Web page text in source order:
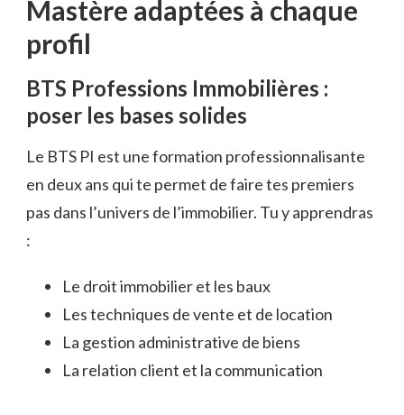
Mastère adaptées à chaque
profil
BTS Professions Immobilières :
poser les bases solides
Le BTS PI est une formation professionnalisante
en deux ans qui te permet de faire tes premiers
pas dans l’univers de l’immobilier. Tu y apprendras
:
Le droit immobilier et les baux
Les techniques de vente et de location
La gestion administrative de biens
La relation client et la communication